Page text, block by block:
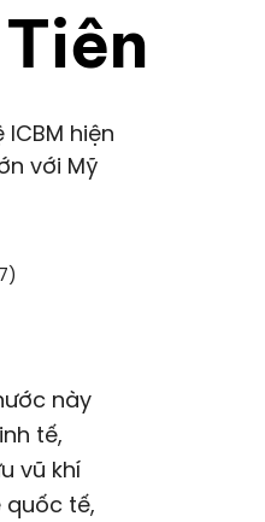
hiện
với Mỹ
này
tế,
vũ khí
quốc tế,